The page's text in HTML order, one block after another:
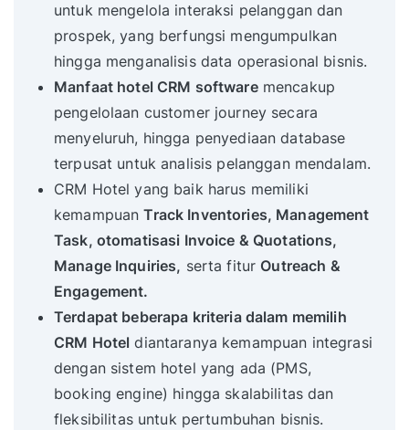
untuk mengelola interaksi pelanggan dan
prospek, yang berfungsi mengumpulkan
hingga menganalisis data operasional bisnis.
Manfaat hotel CRM softwaremencakup
pengelolaan customer journey secara
menyeluruh, hingga penyediaan database
terpusat untuk analisis pelanggan mendalam.
CRM Hotel yang baik harus memiliki
kemampuanTrack Inventories, Management
Task, otomatisasi Invoice & Quotations,
Manage Inquiries, serta fitur Outreach &
Engagement.
Terdapat beberapa kriteria dalam memilih
CRM Hotel diantaranya kemampuan integrasi
dengan sistem hotel yang ada (PMS,
booking engine) hingga skalabilitas dan
fleksibilitas untuk pertumbuhan bisnis.